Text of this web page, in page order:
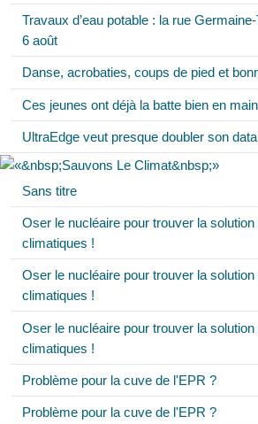
Travaux d’eau potable : la rue
6 août
Danse, acrobaties, coups de pied et
Ces jeunes ont déjà la batte bien en
UltraEdge veut presque doubler son
Sans titre
Oser le nucléaire pour trouver la
climatiques !
Oser le nucléaire pour trouver la
climatiques !
Oser le nucléaire pour trouver la
climatiques !
Problème pour la cuve de l'EPR ?
Problème pour la cuve de l'EPR ?